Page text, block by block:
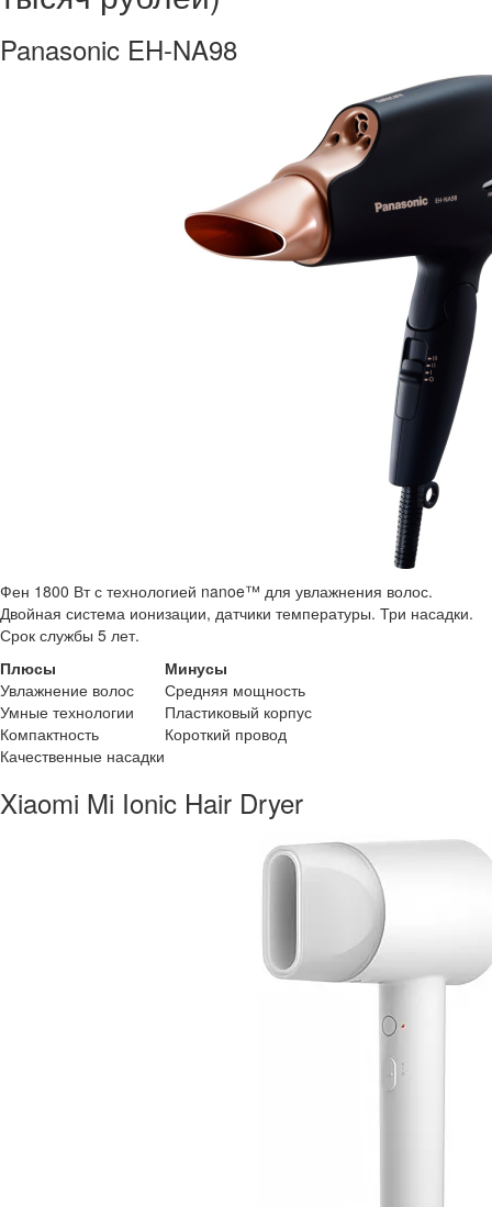
Panasonic EH-NA98
Фен 1800 Вт с технологией nanoe™ для увлажнения волос.
Двойная система ионизации, датчики температуры. Три насадки.
Срок службы 5 лет.
Плюсы
Минусы
Увлажнение волос
Средняя мощность
Умные технологии
Пластиковый корпус
Компактность
Короткий провод
Качественные насадки
Xiaomi Mi Ionic Hair Dryer